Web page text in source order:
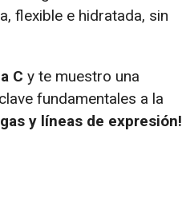
flexible e hidratada, sin
C y te muestro una
fundamentales a la
y líneas de expresión!